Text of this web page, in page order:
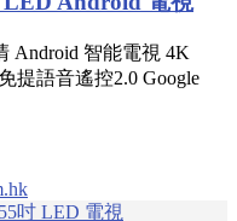
Android 智能電視 4K
提語音遙控2.0 Google